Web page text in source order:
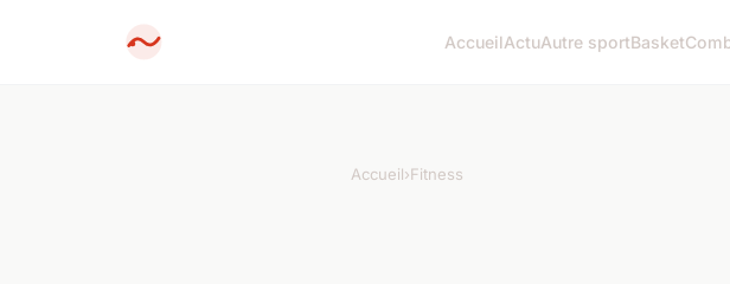
AccueilActuAutre sportBasket
Accueil›Fitness